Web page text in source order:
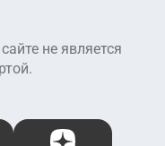
не является